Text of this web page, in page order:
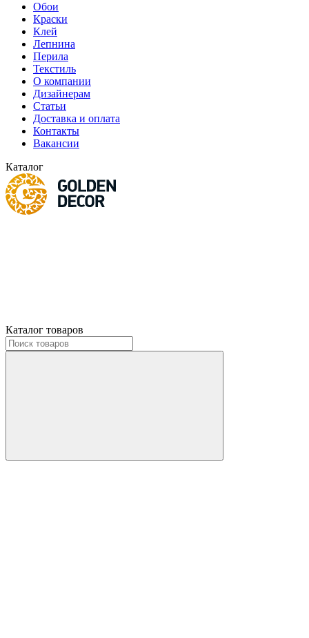
Обои
Краски
Клей
Лепнина
Перила
Текстиль
О компании
Дизайнерам
Статьи
Доставка и оплата
Контакты
Вакансии
Каталог
Каталог товаров